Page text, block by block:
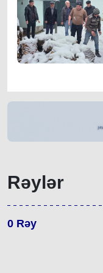
Rəylər
0 Rəy